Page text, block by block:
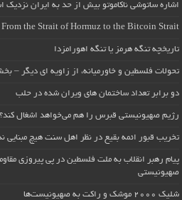
اشاره ساتوشی ناکاموتو بیش از حد به ایران نزدیک
From the Strait of Hormuz to the Bitcoin Strait
تاریخچه تنگه هرمز یا تنگه اهورامزدا
تحولات فلسطین و خاورمیانه، از زاویه ای دیگر
دو برابر تعداد ساختمان های ویران شده در حلب
رژیم صهیونیستی قبرس را هم می‌خواهد اشغال کند؟
تخریب قبور ائمه بقیع در نظر اهل سنت هیچ مبنایی
پیام رهبر انقلاب به ملت فلسطین در پی پیروزی
صهیونیستی
شلیک ۲۰۰۰ موشک و راکت به صهیونیست‌ها